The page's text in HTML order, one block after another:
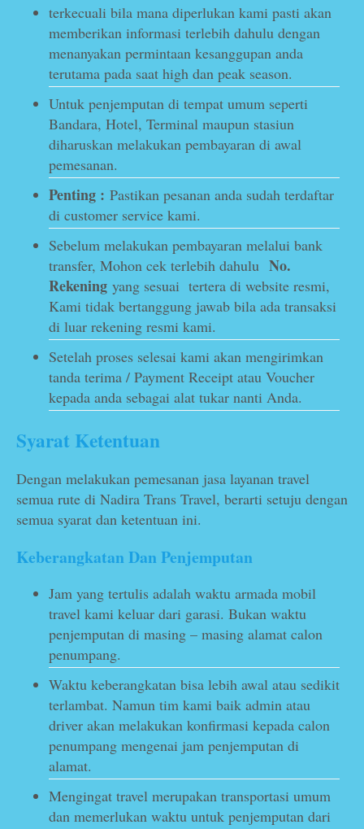
terkecuali bila mana diperlukan kami pasti akan
memberikan informasi terlebih dahulu dengan
menanyakan permintaan kesanggupan anda
terutama pada saat high dan peak season.
Untuk penjemputan di tempat umum seperti
Bandara, Hotel, Terminal maupun stasiun
diharuskan melakukan pembayaran di awal
pemesanan.
Penting : Pastikan pesanan anda sudah terdaftar
di customer service kami.
Sebelum melakukan pembayaran melalui bank
transfer, Mohon cek terlebih dahulu No.
Rekening yang sesuai tertera di website resmi,
Kami tidak bertanggung jawab bila ada transaksi
di luar rekening resmi kami.
Setelah proses selesai kami akan mengirimkan
tanda terima / Payment Receipt atau Voucher
kepada anda sebagai alat tukar nanti Anda.
Syarat Ketentuan
Dengan melakukan pemesanan jasa layanan travel
semua rute di Nadira Trans Travel, berarti setuju dengan
semua syarat dan ketentuan ini.
Keberangkatan Dan Penjemputan
Jam yang tertulis adalah waktu armada mobil
travel kami keluar dari garasi. Bukan waktu
penjemputan di masing – masing alamat calon
penumpang.
Waktu keberangkatan bisa lebih awal atau sedikit
terlambat. Namun tim kami baik admin atau
driver akan melakukan konfirmasi kepada calon
penumpang mengenai jam penjemputan di
alamat.
Mengingat travel merupakan transportasi umum
dan memerlukan waktu untuk penjemputan dari